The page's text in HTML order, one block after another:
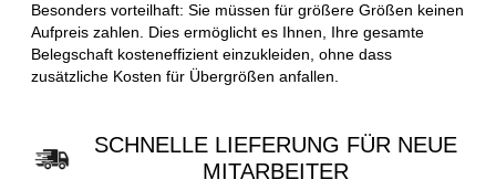
Besonders vorteilhaft: Sie müssen für größere Größen keinen
Aufpreis zahlen. Dies ermöglicht es Ihnen, Ihre gesamte
Belegschaft kosteneffizient einzukleiden, ohne dass
zusätzliche Kosten für Übergrößen anfallen.
SCHNELLE LIEFERUNG FÜR NEUE
MITARBEITER